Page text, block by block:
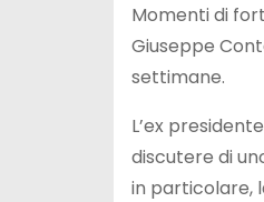
Momenti di
Giuseppe
settimane.
L’ex
discutere di
in particolare,